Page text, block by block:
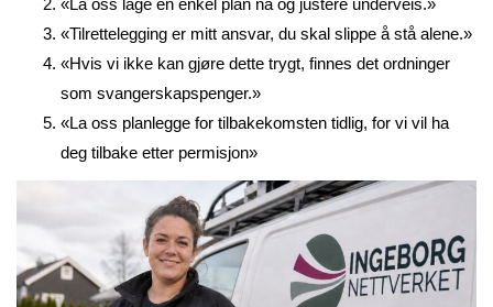
«Tilrettelegging er mitt ansvar, du skal slippe å stå alene.»
«Hvis vi ikke kan gjøre dette trygt, finnes det ordninger
som svangerskapspenger.»
«La oss planlegge for tilbakekomsten tidlig, for vi vil ha
deg tilbake etter permisjon»